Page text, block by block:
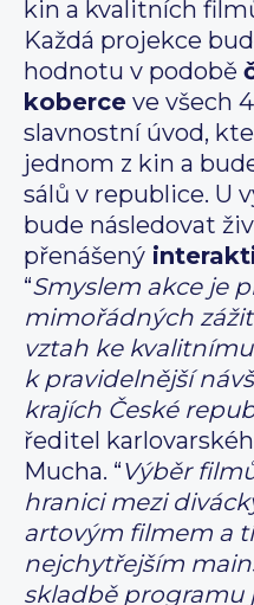
kin a kvalitních
Každá projekce
hodnotu v podobě
koberce ve všech
slavnostní úvod,
jednom z kin a
sálů v republice. U
bude následovat
přenášený
“Smyslem akce je
mimořádných
vztah ke
k pravidelnější
krajích České
ředitel
Mucha. “Výběr
hranici mezi
artovým filmem a
nejchytřejším
skladbě programu